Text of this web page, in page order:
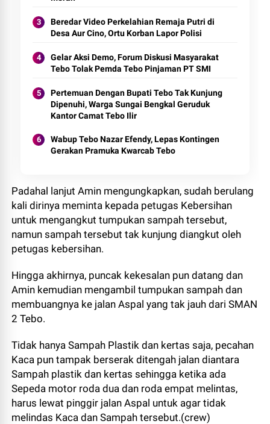
Beredar Video Perkelahian Remaja Putri di
Desa Aur Cino, Ortu Korban Lapor Polisi
Gelar Aksi Demo, Forum Diskusi Masyarakat
Tebo Tolak Pemda Tebo Pinjaman PT SMI
Pertemuan Dengan Bupati Tebo Tak Kunjung
Dipenuhi, Warga Sungai Bengkal Geruduk
Kantor Camat Tebo Ilir
Wabup Tebo Nazar Efendy, Lepas Kontingen
Gerakan Pramuka Kwarcab Tebo
Padahal lanjut Amin mengungkapkan, sudah berulang
kali dirinya meminta kepada petugas Kebersihan
untuk mengangkut tumpukan sampah tersebut,
namun sampah tersebut tak kunjung diangkut oleh
petugas kebersihan.
Hingga akhirnya, puncak kekesalan pun datang dan
Amin kemudian mengambil tumpukan sampah dan
membuangnya ke jalan Aspal yang tak jauh dari SMAN
2 Tebo.
Tidak hanya Sampah Plastik dan kertas saja, pecahan
Kaca pun tampak berserak ditengah jalan diantara
Sampah plastik dan kertas sehingga ketika ada
Sepeda motor roda dua dan roda empat melintas,
harus lewat pinggir jalan Aspal untuk agar tidak
melindas Kaca dan Sampah tersebut.(crew)